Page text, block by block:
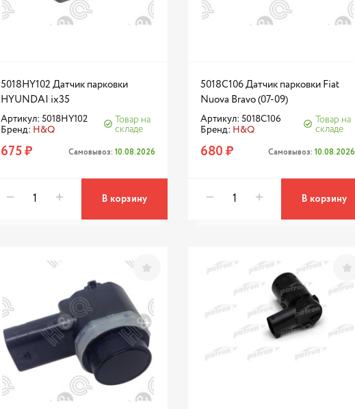
5018HY102 Датчик парковки
HYUNDAI ix35
Артикул: 5018HY102
Бренд: H&Q
Товар на
складе
675 ₽ Самовывоз: 10.08.2026
В корзину
5018C106 Датчик парковки Fiat
Nuova Bravo (07-09)
Артикул: 5018C106
Бренд: H&Q
Товар на
складе
680 ₽ Самовывоз:10.08.2026
В корзину